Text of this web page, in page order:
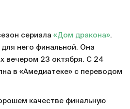
сериала «Дом дракона».
него финальной. Она
вечером 23 октября. С 24
в «Амедиатеке» с переводом
качестве финальную